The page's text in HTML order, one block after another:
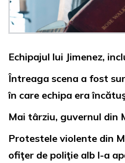
Echipajul lui Jimenez,
Întreaga scena a fost
în care echipa era
Mai târziu, guvernul din
Protestele violente din
ofiţer de poliţie alb l-a